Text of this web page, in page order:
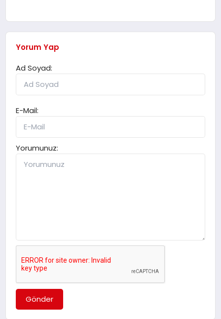
Yorum Yap
Ad Soyad:
E-Mail:
Yorumunuz:
Gönder